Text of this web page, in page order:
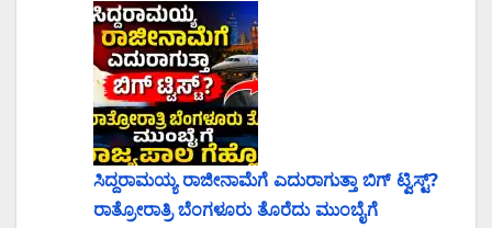
ಸಿದ್ದರಾಮಯ್ಯ ರಾಜೀನಾಮೆಗೆ ಎದುರಾಗುತ್ತಾ ಬಿಗ್ ಟ್ವಿಸ್ಟ್?
ರಾತ್ರೋರಾತ್ರಿ ಬೆಂಗಳೂರು ತೊರೆದು ಮುಂಬೈಗೆ